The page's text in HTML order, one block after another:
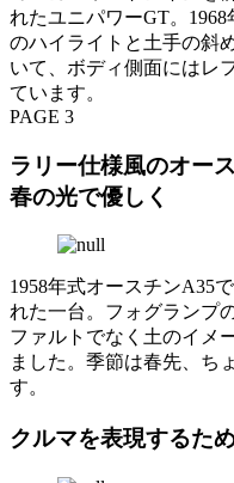
れたユニパワーGT。
のハイライトと土手の斜
いて、ボディ側面にはレ
ています。
PAGE 3
ラリー仕様風のオー
春の光で優しく
1958年式オースチンA35
れた一台。フォグランプ
ファルトでなく土のイメ
ました。季節は春先、ち
す。
クルマを表現するた